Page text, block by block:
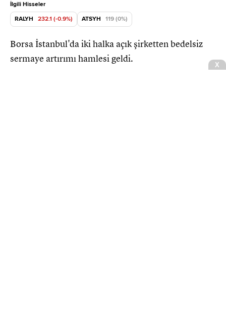
İlgili Hisseler
RALYH
232.1 (-0.9%) ATSYH 119 (0%)
Borsa İstanbul'da iki halka açık şirketten bedelsiz
sermaye artırımı hamlesi geldi.